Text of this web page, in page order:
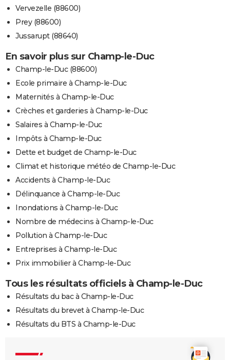
Vervezelle (88600)
Prey (88600)
Jussarupt (88640)
En savoir plus sur Champ-le-Duc
Champ-le-Duc (88600)
Ecole primaire à Champ-le-Duc
Maternités à Champ-le-Duc
Crèches et garderies à Champ-le-Duc
Salaires à Champ-le-Duc
Impôts à Champ-le-Duc
Dette et budget de Champ-le-Duc
Climat et historique météo de Champ-le-Duc
Accidents à Champ-le-Duc
Délinquance à Champ-le-Duc
Inondations à Champ-le-Duc
Nombre de médecins à Champ-le-Duc
Pollution à Champ-le-Duc
Entreprises à Champ-le-Duc
Prix immobilier à Champ-le-Duc
Tous les résultats officiels à Champ-le-Duc
Résultats du bac à Champ-le-Duc
Résultats du brevet à Champ-le-Duc
Résultats du BTS à Champ-le-Duc